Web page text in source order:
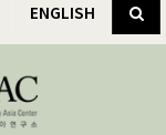
ENGLISH